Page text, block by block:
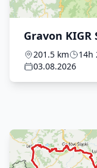
Gravon KIGR
201.5 km 14h
03.08.2026